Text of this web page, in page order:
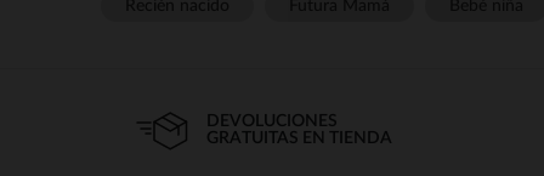
DEVOLUCIONES
GRATUITAS EN TIENDA